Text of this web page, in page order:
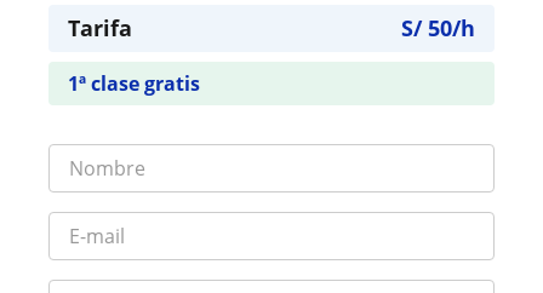
Tarifa S/50/h
1ª clase gratis